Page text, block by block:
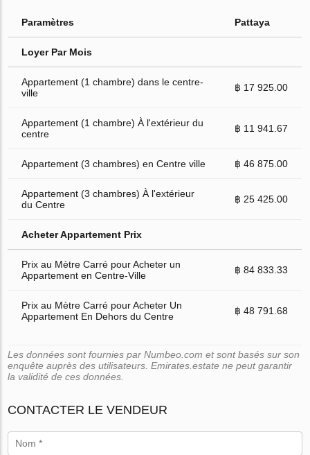
Paramètres Pattaya
Loyer Par Mois
Appartement (1 chambre) dans le centre-
ville
฿ 17 925.00
Appartement (1 chambre) À l'extérieur du
centre
฿ 11 941.67
Appartement (3 chambres) en Centre ville ฿ 46 875.00
Appartement (3 chambres) À l'extérieur
du Centre
฿ 25 425.00
Acheter Appartement Prix
Prix au Mètre Carré pour Acheter un
Appartement en Centre-Ville
฿ 84 833.33
Prix au Mètre Carré pour Acheter Un
Appartement En Dehors du Centre
฿ 48 791.68
Les données sont fournies par Numbeo.com et sont basés sur son
enquête auprès des utilisateurs. Emirates.estate ne peut garantir
la validité de ces données.
CONTACTER LE VENDEUR